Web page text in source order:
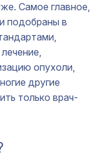
Самое главное,
подобраны в
опухоли,
другие
только врач-